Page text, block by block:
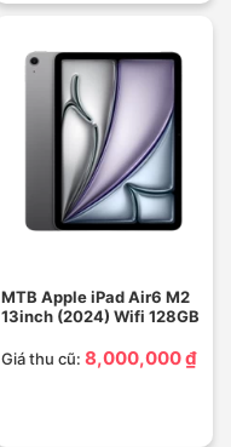
MTB Apple iPad Air6 M2
13inch (2024) Wifi 128GB
Giá thu cũ: 8,000,000 ₫